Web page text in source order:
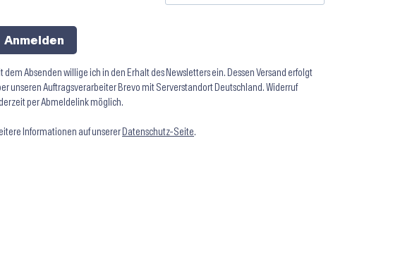
Anmelden
dem Absenden willige ich in den Erhalt des Newsletters ein. Dessen Versand erfolgt
unseren Auftragsverarbeiter Brevo mit Serverstandort Deutschland. Widerruf
per Abmeldelink möglich.
Informationen auf unserer Datenschutz-Seite.